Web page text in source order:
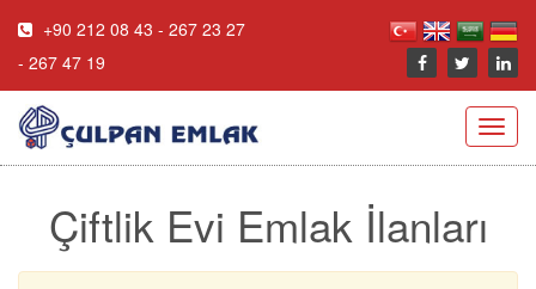
+90 212 08 43 - 267 23 27
- 267 47 19
Çiftlik Evi Emlak İlanları